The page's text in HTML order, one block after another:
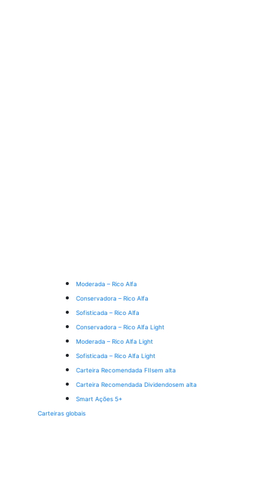
Moderada – Rico Alfa
Conservadora – Rico Alfa
Sofisticada – Rico Alfa
Conservadora – Rico Alfa Light
Moderada – Rico Alfa Light
Sofisticada – Rico Alfa Light
Carteira Recomendada FIIsem alta
Carteira Recomendada Dividendosem alta
Smart Ações 5+
Carteiras globais